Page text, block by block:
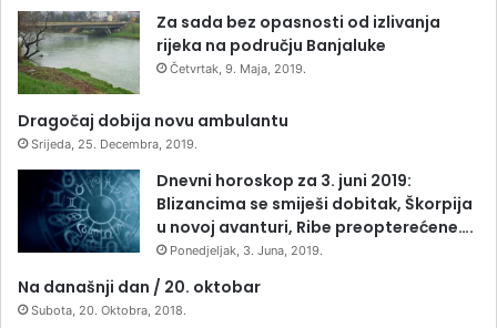
Za sada bez opasnosti od izlivanja
rijeka na području Banjaluke
Četvrtak, 9. Maja, 2019.
Dragočaj dobija novu ambulantu
Srijeda, 25. Decembra, 2019.
Dnevni horoskop za 3. juni 2019:
Blizancima se smiješi dobitak, Škorpija
u novoj avanturi, Ribe preopterećene….
Ponedjeljak, 3. Juna, 2019.
Na današnji dan / 20. oktobar
Subota, 20. Oktobra, 2018.